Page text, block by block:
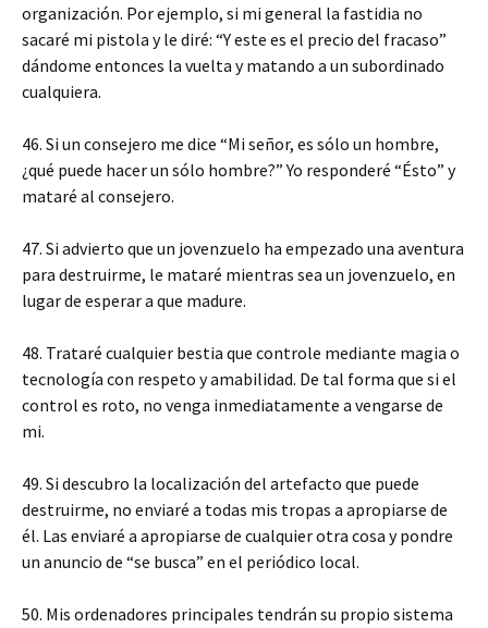
organización. Por ejemplo, si mi general la fastidia no
sacaré mi pistola y le diré: “Y este es el precio del fracaso”
dándome entonces la vuelta y matando a un subordinado
cualquiera.
46. Si un consejero me dice “Mi señor, es sólo un hombre,
¿qué puede hacer un sólo hombre?” Yo responderé “Ésto” y
mataré al consejero.
47. Si advierto que un jovenzuelo ha empezado una aventura
para destruirme, le mataré mientras sea un jovenzuelo, en
lugar de esperar a que madure.
48. Trataré cualquier bestia que controle mediante magia o
tecnología con respeto y amabilidad. De tal forma que si el
control es roto, no venga inmediatamente a vengarse de
mi.
49. Si descubro la localización del artefacto que puede
destruirme, no enviaré a todas mis tropas a apropiarse de
él. Las enviaré a apropiarse de cualquier otra cosa y pondre
un anuncio de “se busca” en el periódico local.
50. Mis ordenadores principales tendrán su propio sistema